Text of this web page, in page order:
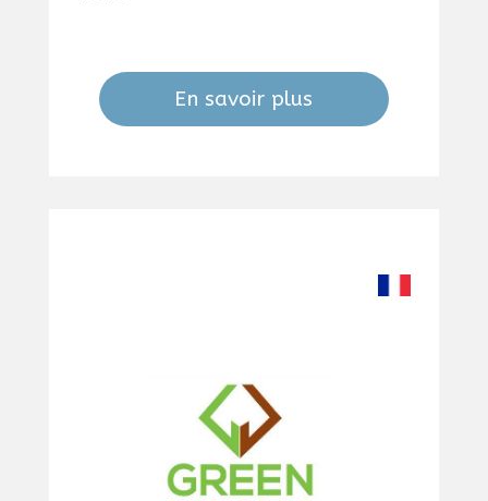
En savoir plus